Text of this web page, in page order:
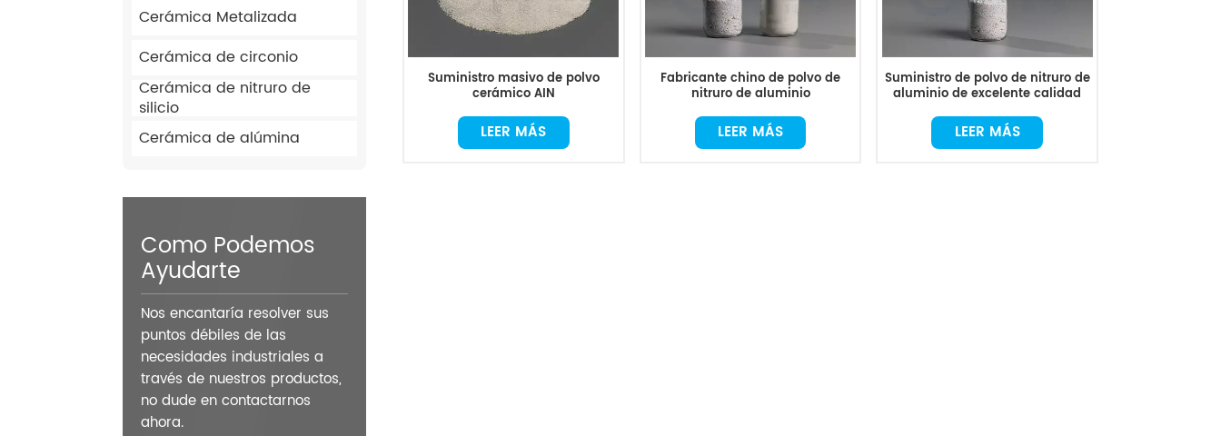
Cerámica Metalizada
Cerámica de circonio
Cerámica de nitruro de
silicio
Cerámica de alúmina
Como Podemos
Ayudarte
Nos encantaría resolver sus
puntos débiles de las
necesidades industriales a
través de nuestros productos,
no dude en contactarnos
ahora.
Suministro masivo de polvo
cerámico AIN
LEER MÁS
Fabricante chino de polvo de
nitruro de aluminio
LEER MÁS
Suministro de polvo de nitruro de
aluminio de excelente calidad
LEER MÁS